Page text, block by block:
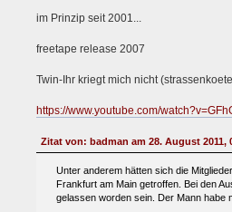
im Prinzip seit 2001...
freetape release 2007
Twin-Ihr kriegt mich nicht
https://www.youtube.com/
Zitat von: badman am 28. August 2011,
Unter anderem hätten sich die
Frankfurt am Main getroffen. Bei den
gelassen worden sein. Der Mann habe